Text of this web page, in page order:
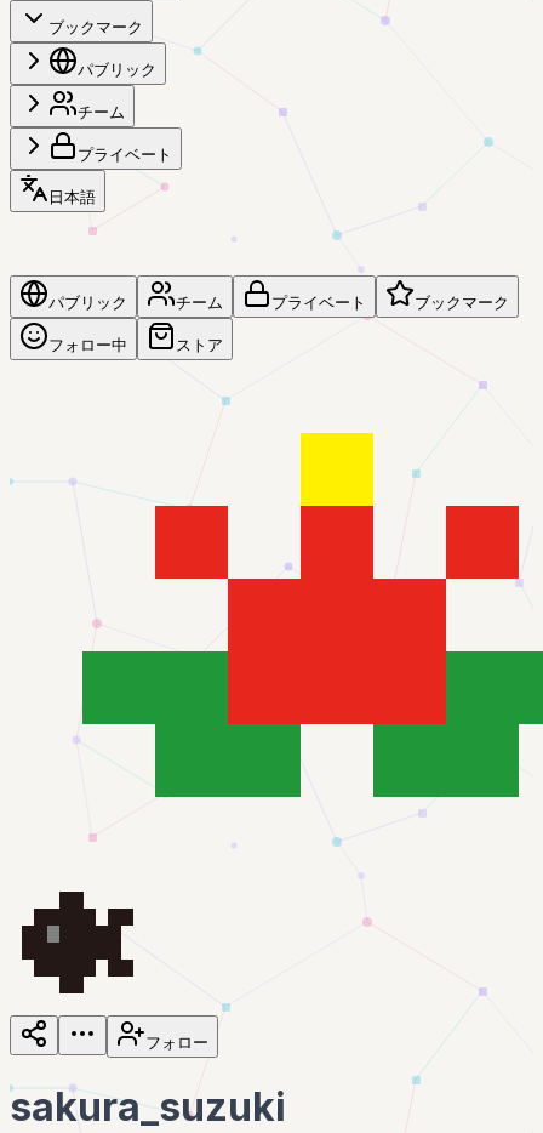
ブックマーク
パブリック
チーム
プライベート
日本語
パブリック チーム プライベート ブックマーク
フォロー中 ストア
フォロー
sakura_suzuki